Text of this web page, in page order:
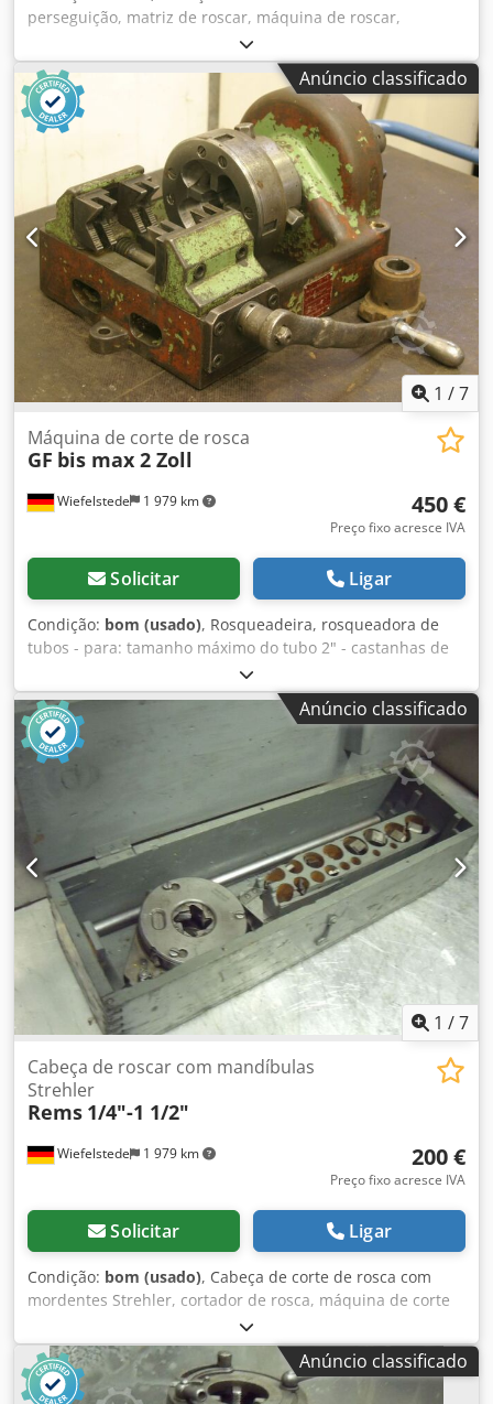
perseguição, matriz de roscar, máquina de roscar,
cortador de fio de tubo, cabeça de roscar -cabeça de corte
da rosca: rosca de tubo -Dimensões: ver imagens -Preço:
por peça -Número: 4 peças -dimensões: 340/250/H60 mm -
Peso: 6 kg/cada Dcedpfefwx U Sex Alfok
Anúncio classificado
1 /7
Wiefelstede 1 979 km
Máquina de corte de rosca
GF bis max 2 Zoll
450 €
Preço fixo acresce IVA
Solicitar Ligar
Condição: bom (usado), Rosqueadeira, rosqueadora de
tubos - para: tamanho máximo do tubo 2" - castanhas de
corte: 1" - acionamento: através de 3 engrenagens Djdpob
A Iyasfx Alfsck - dimensões: 550/360/A240 mm - peso: 55 kg
Anúncio classificado
1 /7
Wiefelstede 1 979 km
Cabeça de roscar com mandíbulas
Strehler
Rems 1/4"-1 1/2"
200 €
Preço fixo acresce IVA
Solicitar Ligar
Condição: bom (usado), Cabeça de corte de rosca com
mordentes Strehler, cortador de rosca, máquina de corte
de roscas, cortador de roscas para tubos Dedpfx Asb A
Racjlfeck -Rosca em polegadas: 1/4"-1 1/2" polegada -Peso:
14,5 kg
Anúncio classificado